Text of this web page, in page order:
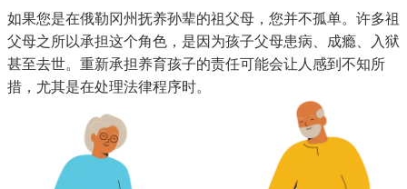
如果您是在俄勒冈州抚养孙辈的祖父母，您并不孤单。许多祖
父母之所以承担这个角色，是因为孩子父母患病、成瘾、入狱
甚至去世。重新承担养育孩子的责任可能会让人感到不知所
措，尤其是在处理法律程序时。